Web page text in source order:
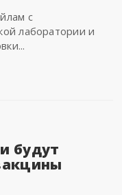
с
лаборатории и
будут